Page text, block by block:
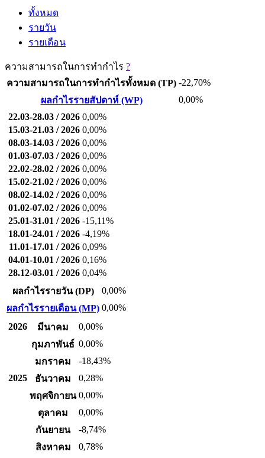
ทั้งหมด
รายวัน
รายเดือน
ความสามารถในการทำกำไร ?
ความสามารถในการทำกำไรทั้งหมด (TP) -22,70%
ผลกำไรรายสัปดาห์ (WP)
0,00%
22.03-28.03 / 2026 0,00%
15.03-21.03 / 2026 0,00%
08.03-14.03 / 2026 0,00%
01.03-07.03 / 2026 0,00%
22.02-28.02 / 2026 0,00%
15.02-21.02 / 2026 0,00%
08.02-14.02 / 2026 0,00%
01.02-07.02 / 2026 0,00%
25.01-31.01 / 2026 -15,11%
18.01-24.01 / 2026 -4,19%
11.01-17.01 / 2026 0,09%
04.01-10.01 / 2026 0,16%
28.12-03.01 / 2026 0,04%
ผลกำไรรายวัน (DP)
0,00%
ผลกำไรรายเดือน (MP) 0,00%
2026
มีนาคม
0,00%
กุมภาพันธ์ 0,00%
มกราคม
-18,43%
2025
ธันวาคม
0,28%
พฤศจิกายน 0,00%
ตุลาคม
0,00%
กันยายน
-8,74%
สิงหาคม
0,78%